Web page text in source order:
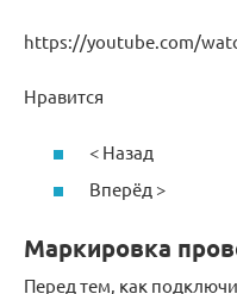
https://youtube.com/
Нравится
< Назад
Вперёд >
Маркировка
Перед тем, как